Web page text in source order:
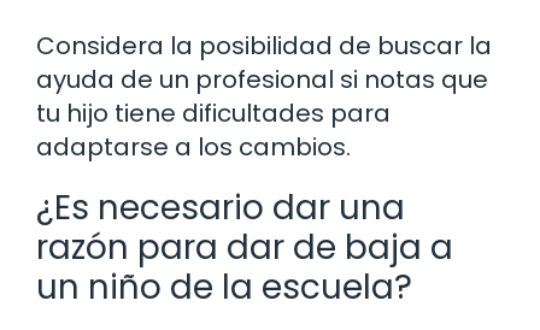
Considera la posibilidad de buscar la
ayuda de un profesional si notas que
tu hijo tiene dificultades para
adaptarse a los cambios.
¿Es necesario dar una
razón para dar de baja a
un niño de la escuela?